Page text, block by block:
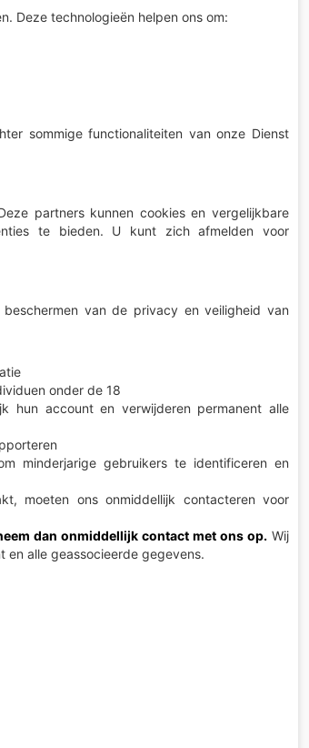
Deze technologieën helpen ons om:
sommige functionaliteiten van onze Dienst
partners kunnen cookies en vergelijkbare
te bieden. U kunt zich afmelden voor
van de privacy en veiligheid van
onder de 18
account en verwijderen permanent alle
minderjarige gebruikers te identificeren en
moeten ons onmiddellijk contacteren voor
dan onmiddellijk contact met ons op. Wij
en alle geassocieerde gegevens.